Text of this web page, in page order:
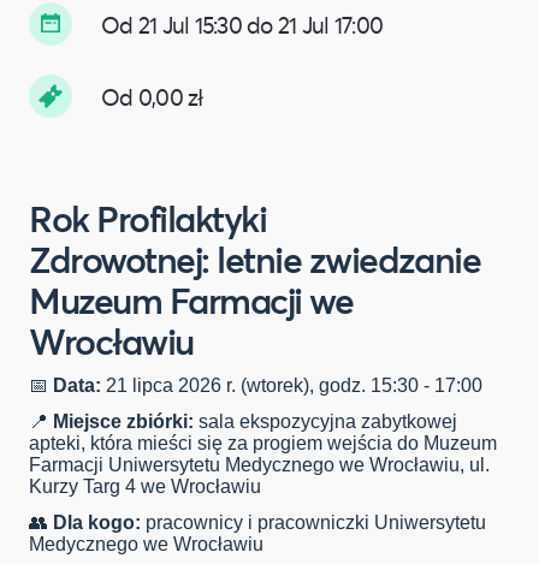
Od 21 Jul 15:30 do 21 Jul 17:00
Od 0,00 zł
Rok Profilaktyki
Zdrowotnej: letnie zwiedzanie
Muzeum Farmacji we
Wrocławiu
📅 Data: 21 lipca 2026 r. (wtorek), godz. 15:30 - 17:00
📍 Miejsce zbiórki: sala ekspozycyjna zabytkowej
apteki, która mieści się za progiem wejścia do Muzeum
Farmacji Uniwersytetu Medycznego we Wrocławiu, ul.
Kurzy Targ 4 we Wrocławiu
👥 Dla kogo: pracownicy i pracowniczki Uniwersytetu
Medycznego we Wrocławiu